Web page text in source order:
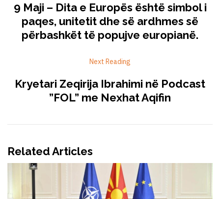
9 Maji – Dita e Europës është simbol i
paqes, unitetit dhe së ardhmes së
përbashkët të popujve europianë.
Next Reading
Kryetari Zeqirija Ibrahimi në Podcast
”FOL” me Nexhat Aqifin
Related Articles